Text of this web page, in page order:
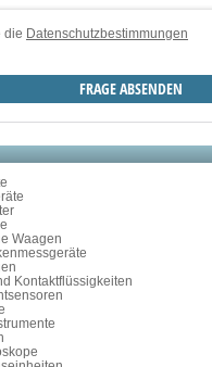
die Datenschutzbestimmungen
Waagen
Kontaktflüssigkeiten